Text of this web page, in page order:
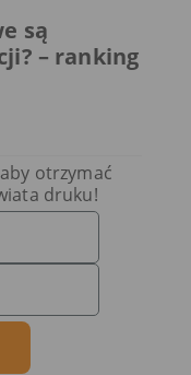
są
– ranking
otrzymać
druku!